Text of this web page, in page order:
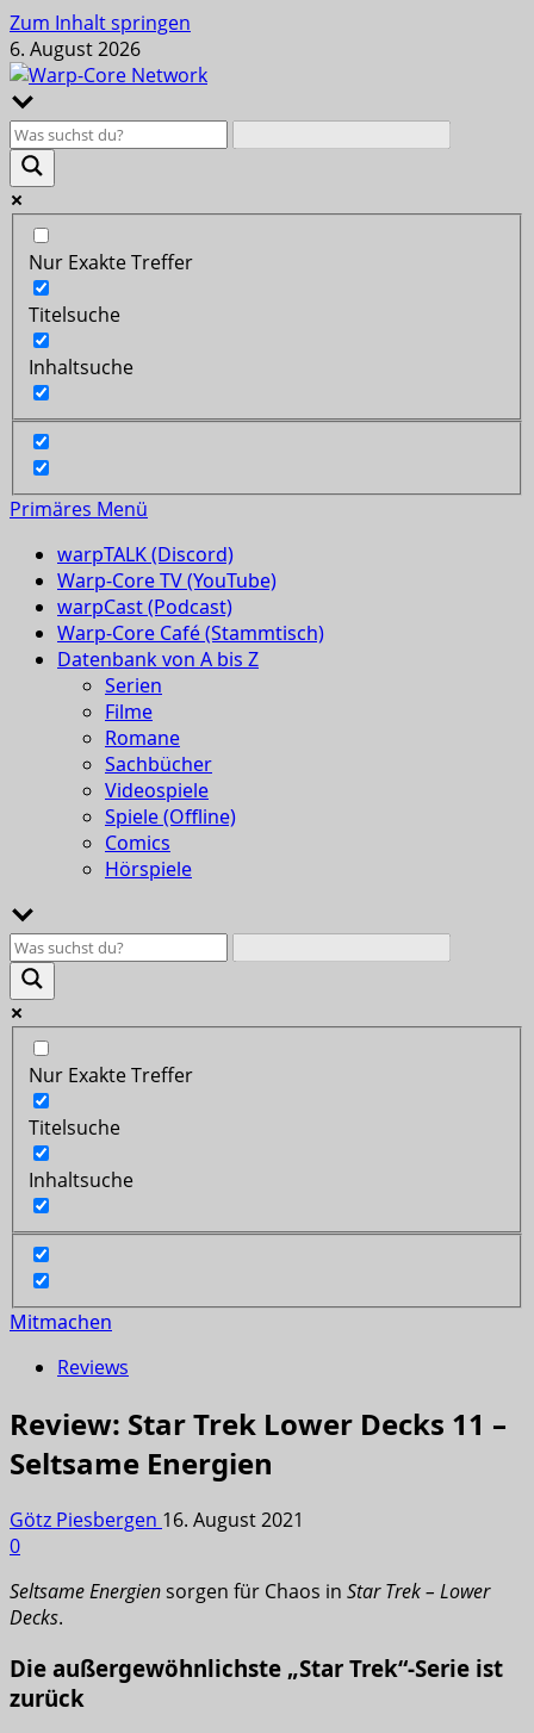
Zum Inhalt springen
6. August 2026
Nur Exakte Treffer
Titelsuche
Inhaltsuche
Primäres Menü
warpTALK (Discord)
Warp-Core TV (YouTube)
warpCast (Podcast)
Warp-Core Café (Stammtisch)
Datenbank von A bis Z
Serien
Filme
Romane
Sachbücher
Videospiele
Spiele (Offline)
Comics
Hörspiele
Nur Exakte Treffer
Titelsuche
Inhaltsuche
Mitmachen
Reviews
Review: Star Trek Lower Decks 11 –
Seltsame Energien
Götz Piesbergen 16. August 2021
0
Seltsame Energiensorgen für Chaos in Star Trek – Lower
Decks.
Die außergewöhnlichste „Star Trek“-Serie ist
zurück